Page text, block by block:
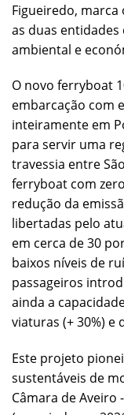
Figueiredo,
as duas
ambiental e
O novo ferryboat
embarcação com
inteiramente em
para servir uma
travessia entre
ferryboat com
redução da
libertadas pelo
em cerca de 30
baixos níveis de
passageiros
ainda a
viaturas (+ 30%) e
Este projeto
sustentáveis de
Câmara de